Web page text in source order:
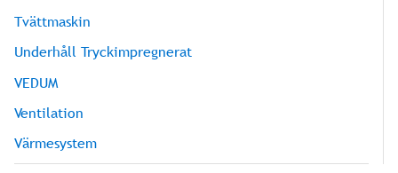
Tvättmaskin
Underhåll Tryckimpregnerat
VEDUM
Ventilation
Värmesystem